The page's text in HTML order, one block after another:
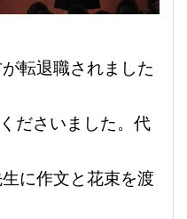
転退職されました
ださいました。代
に作文と花束を渡